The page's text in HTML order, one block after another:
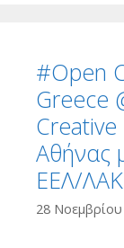
#Οpen
Greece
Αθήνας
ΕΕΛ/
28